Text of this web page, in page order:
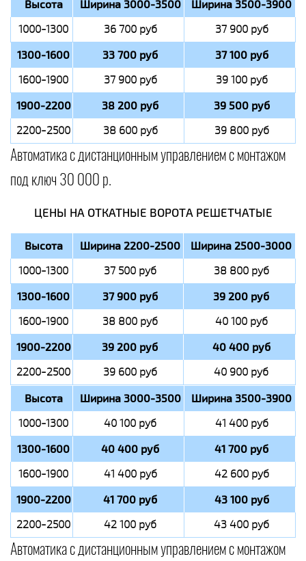
Высота Ширина 3000-3500 Ширина 3500-3900
1000-1300 36 700 руб 37 900 руб
1300-1600 33 700 руб 37 100 руб
1600-1900 37 900 руб 39 100 руб
1900-2200 38 200 руб 39 500 руб
2200-2500 38 600 руб 39 800 руб
Автоматика с дистанционным управлением с монтажом
под ключ 30 000 р.
ЦЕНЫ НА ОТКАТНЫЕ ВОРОТА РЕШЕТЧАТЫЕ
Высота Ширина 2200-2500 Ширина 2500-3000
1000-1300 37 500 руб 38 800 руб
1300-1600 37 900 руб 39 200 руб
1600-1900 38 800 руб 40 100 руб
1900-2200 39 200 руб 40 400 руб
2200-2500 39 600 руб 40 900 руб
Высота Ширина 3000-3500 Ширина 3500-3900
1000-1300 40 100 руб 41 400 руб
1300-1600 40 400 руб 41 700 руб
1600-1900 41 400 руб 42 600 руб
1900-2200 41 700 руб 43 100 руб
2200-2500 42 100 руб 43 400 руб
Автоматика с дистанционным управлением с монтажом